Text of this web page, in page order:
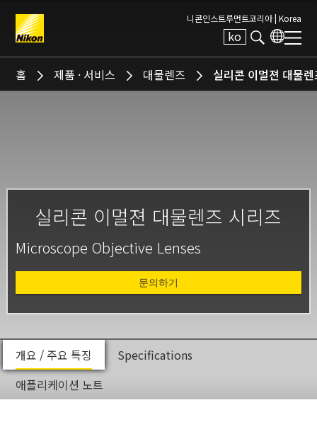
니콘인스트루먼트코리아 | Korea
ko
Search keyword(s)
홈 제품 · 서비스 대물렌즈 실리콘 이멀젼 대물
실리콘 이멀젼 대물렌즈 시리즈
Microscope Objective Lenses
문의하기
개요 / 주요 특징
Specifications
애플리케이션 노트